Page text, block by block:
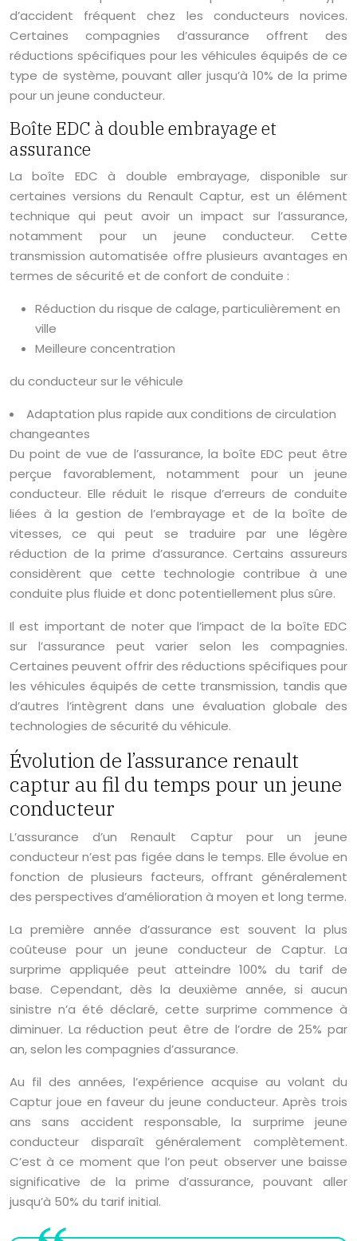
d’accident fréquent chez les conducteurs novices.
Certaines compagnies d’assurance offrent des
réductions spécifiques pour les véhicules équipés de ce
type de système, pouvant aller jusqu’à 10% de la prime
pour un jeune conducteur.
Boîte EDC à double embrayage et
assurance
La boîte EDC à double embrayage, disponible sur
certaines versions du Renault Captur, est un élément
technique qui peut avoir un impact sur l’assurance,
notamment pour un jeune conducteur. Cette
transmission automatisée offre plusieurs avantages en
termes de sécurité et de confort de conduite :
Réduction du risque de calage, particulièrement en
ville
Meilleure concentration
du conducteur sur le véhicule
Adaptation plus rapide aux conditions de circulation
changeantes
Du point de vue de l’assurance, la boîte EDC peut être
perçue favorablement, notamment pour un jeune
conducteur. Elle réduit le risque d’erreurs de conduite
liées à la gestion de l’embrayage et de la boîte de
vitesses, ce qui peut se traduire par une légère
réduction de la prime d’assurance. Certains assureurs
considèrent que cette technologie contribue à une
conduite plus fluide et donc potentiellement plus sûre.
Il est important de noter que l’impact de la boîte EDC
sur l’assurance peut varier selon les compagnies.
Certaines peuvent offrir des réductions spécifiques pour
les véhicules équipés de cette transmission, tandis que
d’autres l’intègrent dans une évaluation globale des
technologies de sécurité du véhicule.
Évolution de l’assurance renault
captur au fil du temps pour un jeune
conducteur
L’assurance d’un Renault Captur pour un jeune
conducteur n’est pas figée dans le temps. Elle évolue en
fonction de plusieurs facteurs, offrant généralement
des perspectives d’amélioration à moyen et long terme.
La première année d’assurance est souvent la plus
coûteuse pour un jeune conducteur de Captur. La
surprime appliquée peut atteindre 100% du tarif de
base. Cependant, dès la deuxième année, si aucun
sinistre n’a été déclaré, cette surprime commence à
diminuer. La réduction peut être de l’ordre de 25% par
an, selon les compagnies d’assurance.
Au fil des années, l’expérience acquise au volant du
Captur joue en faveur du jeune conducteur. Après trois
ans sans accident responsable, la surprime jeune
conducteur disparaît généralement complètement.
C’est à ce moment que l’on peut observer une baisse
significative de la prime d’assurance, pouvant aller
jusqu’à 50% du tarif initial.